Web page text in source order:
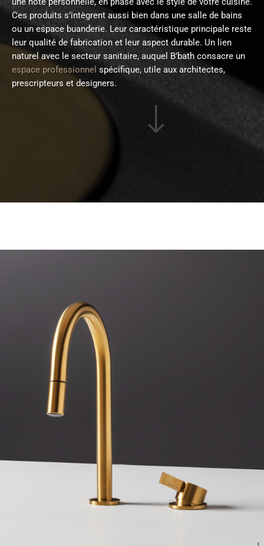
Ces produits s’intègrent aussi bien dans une salle de bains
ou un espace buanderie. Leur caractéristique principale reste
leur qualité de fabrication et leur aspect durable. Un lien
naturel avec le secteur sanitaire, auquel B’bath consacre un
espace professionnel spécifique, utile aux architectes,
prescripteurs et designers.